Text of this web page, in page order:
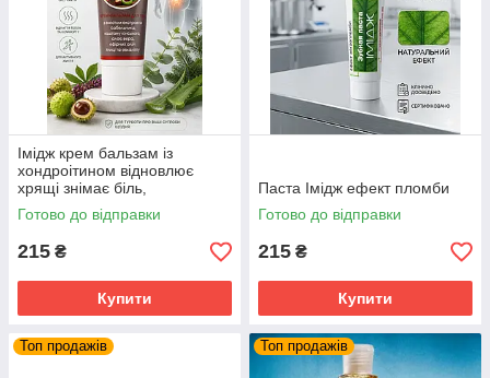
Імідж крем бальзам із
хондроітином відновлює
хрящі знімає біль,
відновлюють еластичність
хрящової тканини
Готово до відправки
215 ₴
Купити
Паста Імідж ефект пломби
Готово до відправки
215 ₴
Купити
Топ продажів Топ продажів